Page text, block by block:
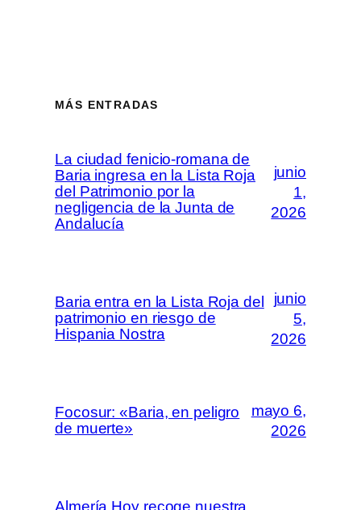
MÁS ENTRADAS
La ciudad fenicio-romana de
Baria ingresa en la Lista Roja
del Patrimonio por la
negligencia de la Junta de
Andalucía
junio
1,
2026
Baria entra en la Lista Roja del
patrimonio en riesgo de
Hispania Nostra
junio
5,
2026
Focosur: «Baria, en peligro
de muerte»
mayo 6,
2026